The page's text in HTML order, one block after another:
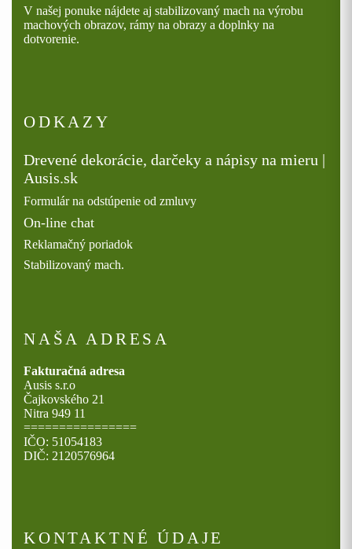
V našej ponuke nájdete aj stabilizovaný mach na výrobu
machových obrazov, rámy na obrazy a doplnky na
dotvorenie.
ODKAZY
Drevené dekorácie, darčeky a nápisy na mieru |
Ausis.sk
Formulár na odstúpenie od zmluvy
On-line chat
Reklamačný poriadok
Stabilizovaný mach.
NAŠA ADRESA
Fakturačná adresa
Ausis s.r.o
Čajkovského 21
Nitra 949 11
================
IČO: 51054183
DIČ: 2120576964
KONTAKTNÉ ÚDAJE